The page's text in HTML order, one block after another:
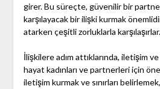
girer. Bu süreçte, güvenilir bir
karşılayacak bir ilişki kurmak
atarken çeşitli zorluklarla karşılaşırlar.
İlişkilere adım attıklarında, iletişim
hayat kadınları ve partnerleri için
iletişim kurmak ve sınırları